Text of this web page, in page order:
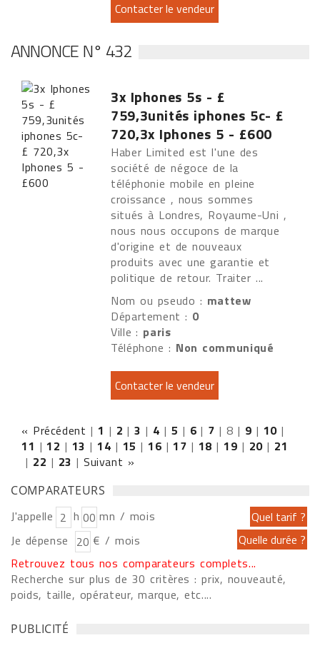
ANNONCE N° 432
3x Iphones 5s - £
759,3unités iphones 5c- £
720,3x Iphones 5 - £600
Haber Limited est l'une des
société de négoce de la
téléphonie mobile en pleine
croissance , nous sommes
situés à Londres, Royaume-Uni ,
nous nous occupons de marque
d'origine et de nouveaux
produits avec une garantie et
politique de retour. Traiter ...
Nom ou pseudo : mattew
Département : 0
Ville : paris
Téléphone : Non communiqué
« Précédent | 1 | 2 |3 | 4 | 5 | 6 | 7 |8 | 9 | 10|
11 |12 | 13 |14 | 15 |16 |17 | 18 |19 | 20| 21
| 22 | 23 | Suivant »
COMPARATEURS
J'appelle h
mn / mois
Je dépense
€ / mois
Retrouvez tous nos comparateurs complets...
Recherche sur plus de 30 critères : prix, nouveauté,
poids, taille, opérateur, marque, etc....
PUBLICITÉ